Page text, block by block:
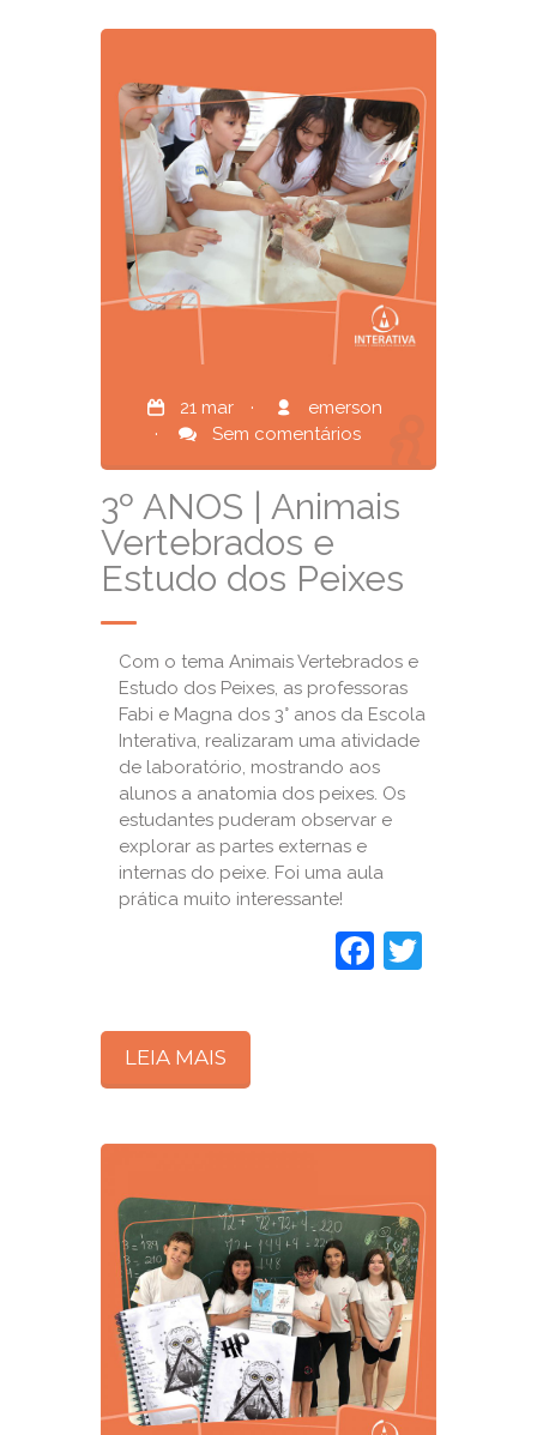
21 mar ·
emerson
·
Sem comentários
3º ANOS | Animais
Vertebrados e
Estudo dos Peixes
Com o tema Animais Vertebrados e
Estudo dos Peixes, as professoras
Fabi e Magna dos 3° anos da Escola
Interativa, realizaram uma atividade
de laboratório, mostrando aos
alunos a anatomia dos peixes. Os
estudantes puderam observar e
explorar as partes externas e
internas do peixe. Foi uma aula
prática muito interessante!
LEIA MAIS